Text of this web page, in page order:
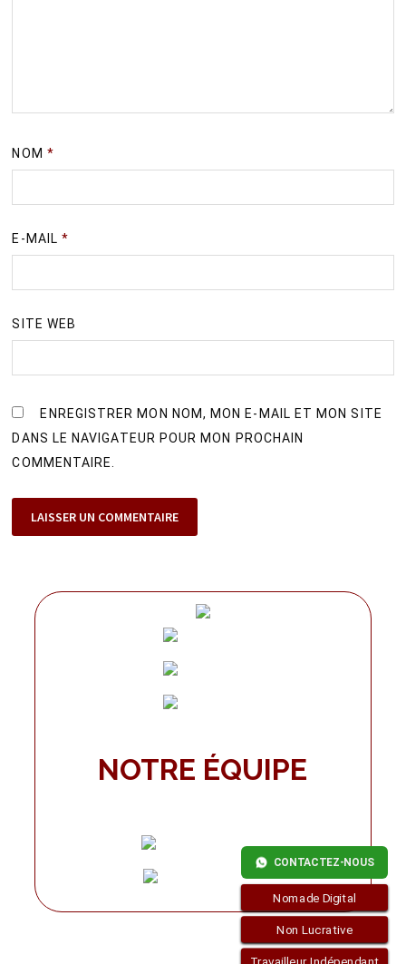
NOM *
E-MAIL *
SITE WEB
ENREGISTRER MON NOM, MON E-MAIL ET MON SITE
DANS LE NAVIGATEUR POUR MON PROCHAIN
COMMENTAIRE.
NOTRE ÉQUIPE
CONTACTEZ-NOUS
Nomade Digital
Non Lucrative